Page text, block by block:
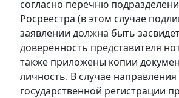
согласно перечню
Росреестра (в этом случае
заявлении должна быть
доверенность представителя
также приложены копии
личность. В случае
государственной регистрации